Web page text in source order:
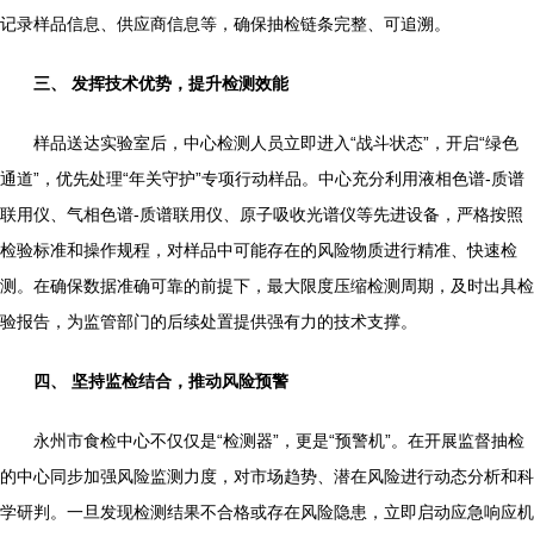
记录样品信息、供应商信息等，确保抽检链条完整、可追溯。
三、 发挥技术优势，提升检测效能
样品送达实验室后，中心检测人员立即进入“战斗状态”，开启“绿色
通道”，优先处理“年关守护”专项行动样品。中心充分利用液相色谱-质谱
联用仪、气相色谱-质谱联用仪、原子吸收光谱仪等先进设备，严格按照
检验标准和操作规程，对样品中可能存在的风险物质进行精准、快速检
测。在确保数据准确可靠的前提下，最大限度压缩检测周期，及时出具检
验报告，为监管部门的后续处置提供强有力的技术支撑。
四、 坚持监检结合，推动风险预警
永州市食检中心不仅仅是“检测器”，更是“预警机”。在开展监督抽检
的中心同步加强风险监测力度，对市场趋势、潜在风险进行动态分析和科
学研判。一旦发现检测结果不合格或存在风险隐患，立即启动应急响应机